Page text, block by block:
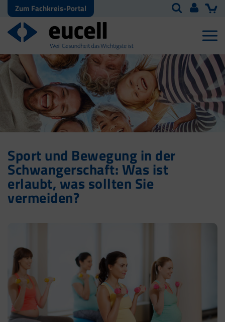
Zum Fachkreis-Portal
Sport und Bewegung in der
Schwangerschaft: Was ist
erlaubt, was sollten Sie
vermeiden?